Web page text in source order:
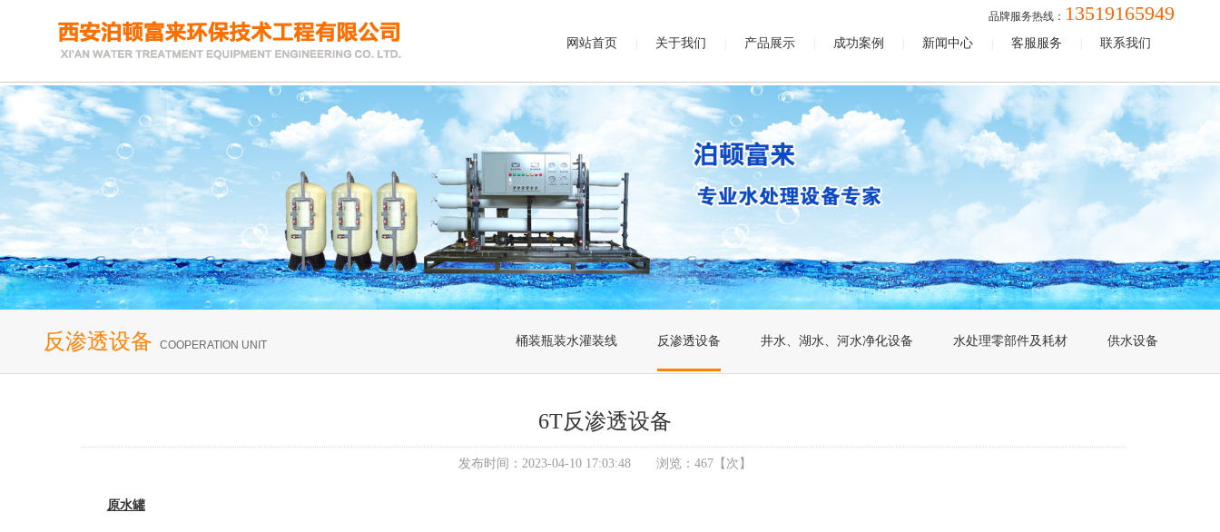
品牌服务热线： 13519165949
网站首页 关于我们 产品展示 成功案例 新闻中心 客服服务 联系我们
反渗透设备 COOPERATION UNIT 桶装瓶装水灌装线 反渗透设备 井水、湖水、河水净化设备 水处理零部件及耗材 供水设备
6T反渗透设备
发布时间： 2023-04-10 17:03:48 浏览： 467【次】
原水罐